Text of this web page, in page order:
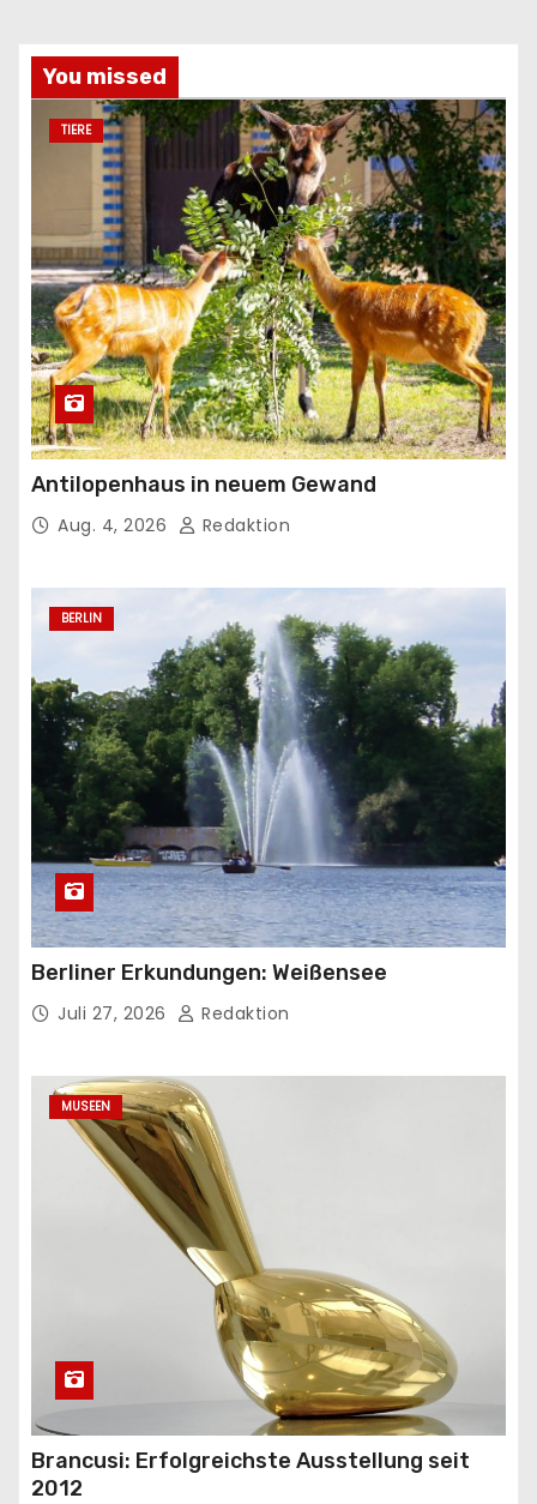
You missed
TIERE
Antilopenhaus in neuem Gewand
Aug. 4, 2026 Redaktion
BERLIN
Berliner Erkundungen: Weißensee
Juli 27, 2026 Redaktion
MUSEEN
Brancusi: Erfolgreichste Ausstellung seit
2012